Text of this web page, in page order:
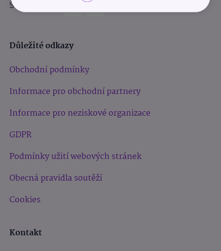
Sledujte nás:
Důležité odkazy
Obchodní podmínky
Informace pro obchodní partnery
Informace pro neziskové organizace
GDPR
Podmínky užití webových stránek
Obecná pravidla soutěží
Cookies
Kontakt